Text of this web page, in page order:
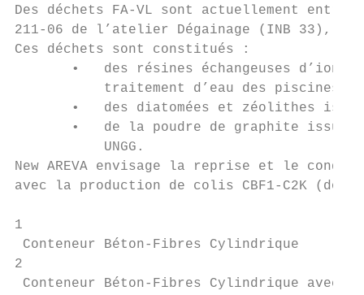
Des déchets FA-VL sont actuellement
211-06 de l’atelier Dégainage (INB 33),
Ces déchets sont constitués :
•   des résines échangeuses d’ions
traitement d’eau des piscines
•   des diatomées et zéolithes
•   de la poudre de graphite issue
           UNGG.
New AREVA envisage la reprise et le
avec la production de colis CBF1-C2K
1
Conteneur Béton-Fibres Cylindrique
2
Conteneur Béton-Fibres Cylindrique avec